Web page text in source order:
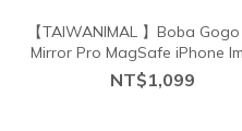
【TAIWANIMAL 】Boba
Mirror Pro MagSafe iPhone
Case
NT$1,099